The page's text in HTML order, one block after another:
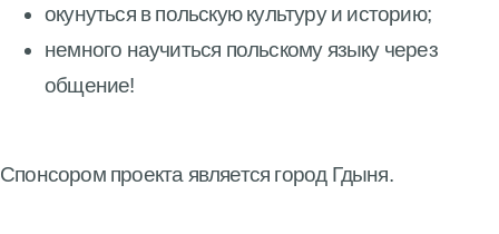
окунуться в польскую культуру и историю;
немного научиться польскому языку через
общение!
Спонсором проекта является город Гдыня.